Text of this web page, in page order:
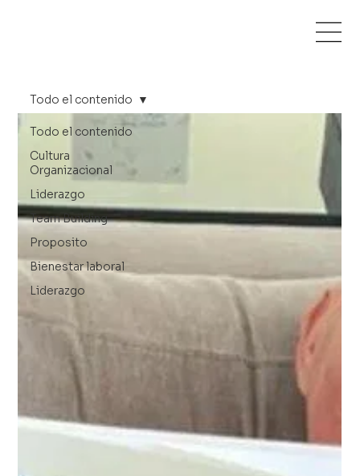
Todo el contenido
Cultura
Organizacional
Liderazgo
Team Building
Proposito
Bienestar laboral
Liderazgo
Todo el contenido